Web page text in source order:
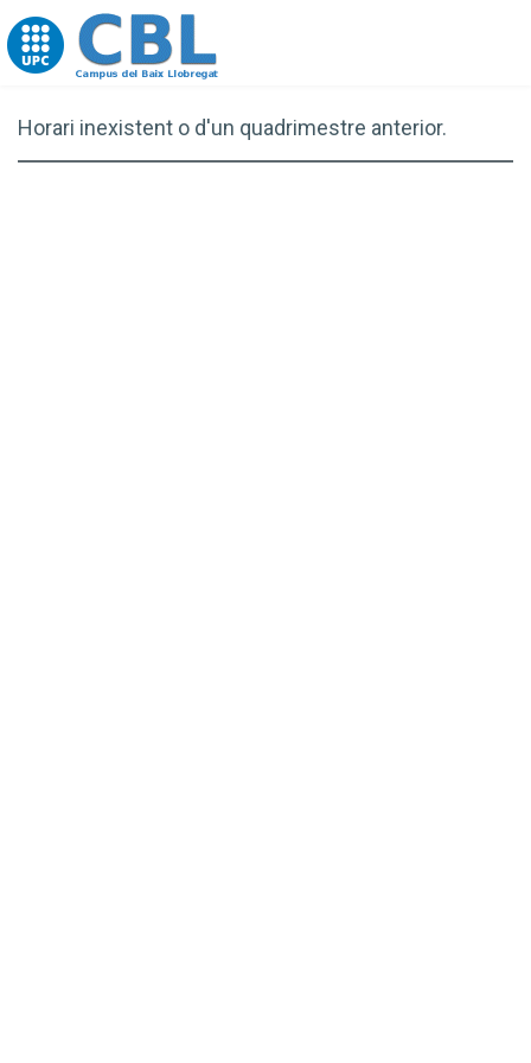
Go to upc.edu
Horari inexistent o d'un quadrimestre anterior.